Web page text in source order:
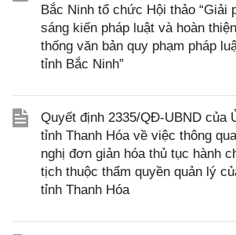
Bắc Ninh tổ chức Hội thảo “Giải
sáng kiến pháp luật và hoàn
thống văn bản quy phạm pháp
tỉnh Bắc Ninh”
Quyết định 2335/QĐ-UBND của
tỉnh Thanh Hóa về việc thông
nghị đơn giản hóa thủ tục hành
tịch thuộc thẩm quyền quản lý
tỉnh Thanh Hóa